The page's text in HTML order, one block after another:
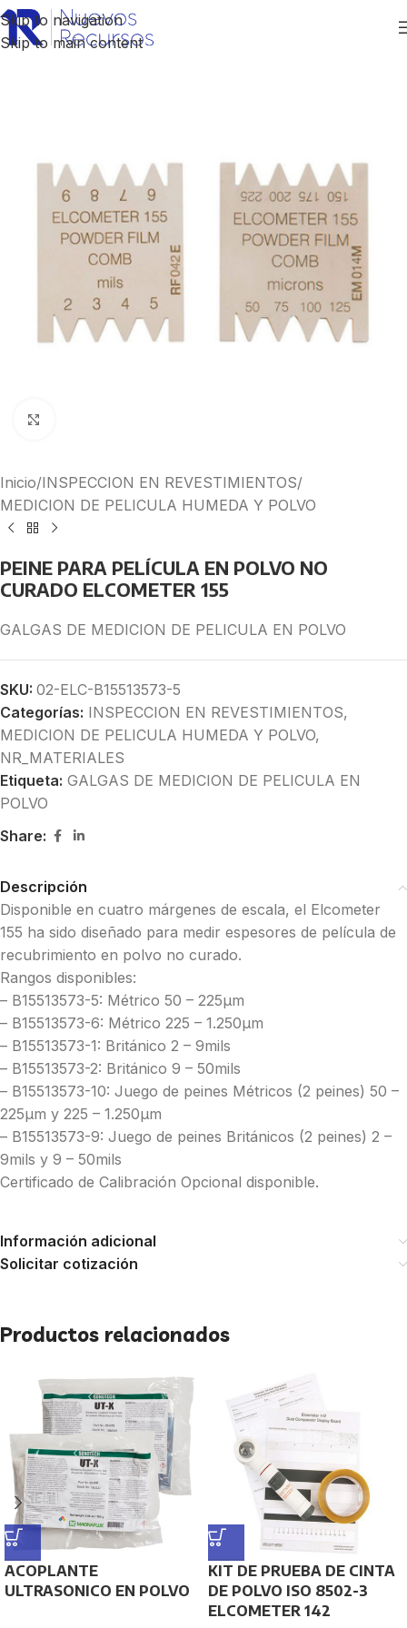
Skip to navigation
Skip to main content
Inicio/INSPECCION EN REVESTIMIENTOS/
MEDICION DE PELICULA HUMEDA Y POLVO
PEINE PARA PELÍCULA EN POLVO NO
CURADO ELCOMETER 155
GALGAS DE MEDICION DE PELICULA EN POLVO
SKU: 02-ELC-B15513573-5
Categorías: INSPECCION EN REVESTIMIENTOS,
MEDICION DE PELICULA HUMEDA Y POLVO,
NR_MATERIALES
Etiqueta: GALGAS DE MEDICION DE PELICULA EN
POLVO
Share:
Descripción
Disponible en cuatro márgenes de escala, el Elcometer
155 ha sido diseñado para medir espesores de película de
recubrimiento en polvo no curado.
Rangos disponibles:
– B15513573-5: Métrico 50 – 225μm
– B15513573-6: Métrico 225 – 1.250μm
– B15513573-1: Británico 2 – 9mils
– B15513573-2: Británico 9 – 50mils
– B15513573-10: Juego de peines Métricos (2 peines) 50 –
225μm y 225 – 1.250μm
– B15513573-9: Juego de peines Británicos (2 peines) 2 –
9mils y 9 – 50mils
Certificado de Calibración Opcional disponible.
Información adicional
Solicitar cotización
Productos relacionados
ACOPLANTE
ULTRASONICO EN POLVO
KIT DE PRUEBA DE CINTA
DE POLVO ISO 8502-3
ELCOMETER 142